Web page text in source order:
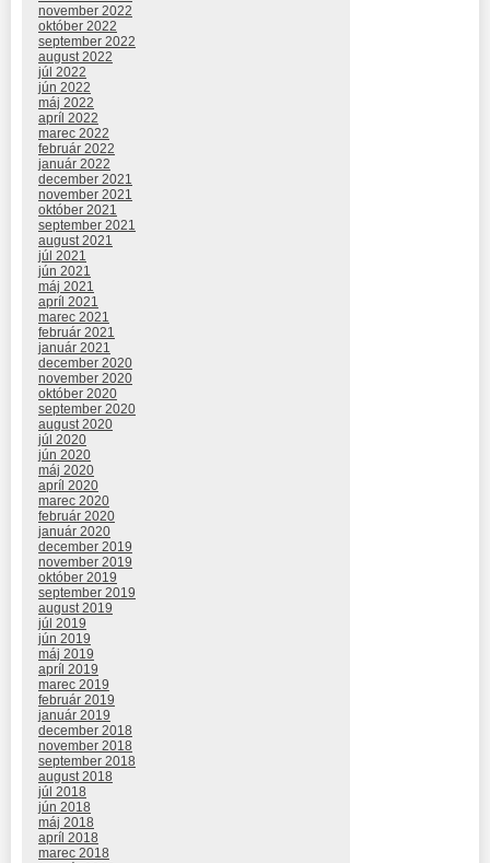
november 2022
október 2022
september 2022
august 2022
júl 2022
jún 2022
máj 2022
apríl 2022
marec 2022
február 2022
január 2022
december 2021
november 2021
október 2021
september 2021
august 2021
júl 2021
jún 2021
máj 2021
apríl 2021
marec 2021
február 2021
január 2021
december 2020
november 2020
október 2020
september 2020
august 2020
júl 2020
jún 2020
máj 2020
apríl 2020
marec 2020
február 2020
január 2020
december 2019
november 2019
október 2019
september 2019
august 2019
júl 2019
jún 2019
máj 2019
apríl 2019
marec 2019
február 2019
január 2019
december 2018
november 2018
september 2018
august 2018
júl 2018
jún 2018
máj 2018
apríl 2018
marec 2018